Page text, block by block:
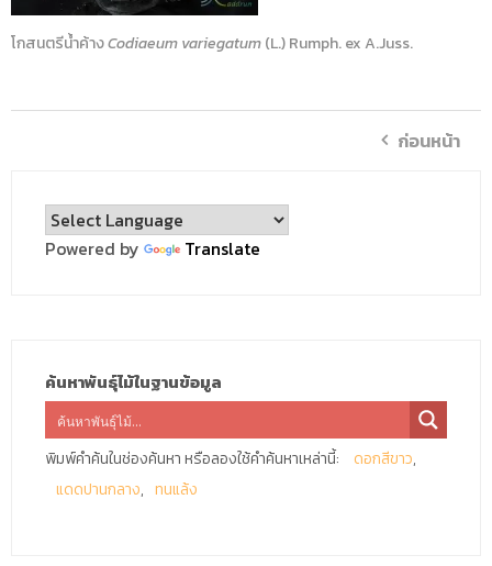
โกสนตรีน้ำค้างCodiaeum variegatum(L.) Rumph. ex A.Juss.
ก่อนหน้า
Powered by Translate
ค้นหาพันธุ์ไม้ในฐานข้อมูล
พิมพ์คำค้นในช่องค้นหา หรือลองใช้คำค้นหาเหล่านี้:
ดอกสีขาว
แดดปานกลาง
ทนแล้ง